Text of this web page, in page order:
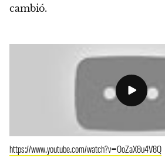
cambió.
https://www.youtube.com/watch?v=OoZaX8u4V8Q